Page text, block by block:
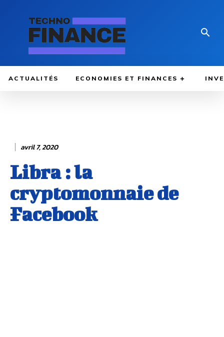
ACTUALITÉS ECONOMIES ET FINANCES
avril 7, 2020
Libra : la
cryptomonnaie de
Facebook